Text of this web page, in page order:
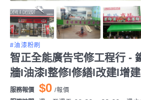
#油漆粉刷
智正全能廣告宅修工程行 -
牆I油漆I整修l修繕l改建l增
服務報價 $0 /報價